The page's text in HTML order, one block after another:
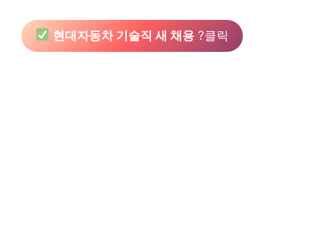
현대자동차 기술직 새 채용 ?클릭